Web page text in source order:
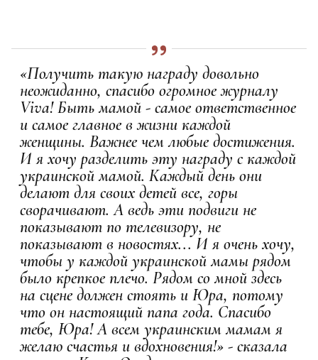
«Получить такую награду довольно
неожиданно, спасибо огромное журналу
Viva! Быть мамой - самое ответственное
и самое главное в жизни каждой
женщины. Важнее чем любые достижения.
И я хочу разделить эту награду с каждой
украинской мамой. Каждый день они
делают для своих детей все, горы
сворачивают. А ведь эти подвиги не
показывают по телевизору, не
показывают в новостях... И я очень хочу,
чтобы у каждой украинской мамы рядом
было крепкое плечо. Рядом со мной здесь
на сцене должен стоять и Юра, потому
что он настоящий папа года. Спасибо
тебе, Юра! А всем украинским мамам я
желаю счастья и вдохновения!» - сказала